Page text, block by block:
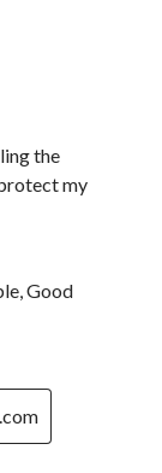
the
my
Good